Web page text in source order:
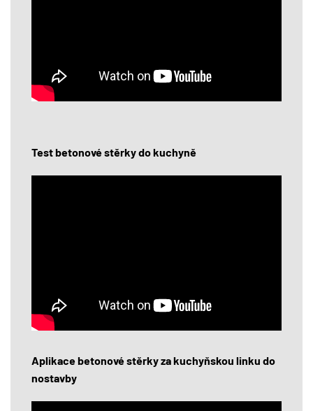
Test betonové stěrky do kuchyně
Aplikace betonové stěrky za kuchyňskou linku do
nostavby